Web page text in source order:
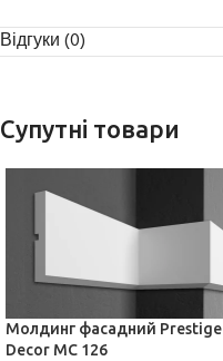
Відгуки (0)
Супутні товари
Молдинг фасадний Prestige
Decor MC 126